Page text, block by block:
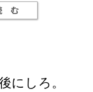
にしろ。